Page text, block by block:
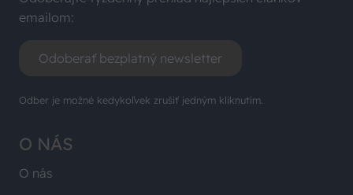
O NÁS
O nás
emailom:
Odoberať bezplatný newsletter
Odber je možné kedykoľvek zrušiť jedným kliknutím.